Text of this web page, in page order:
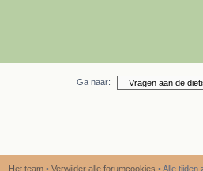
Ga naar:
Het team• Verwijder alle forumcookies • Alle